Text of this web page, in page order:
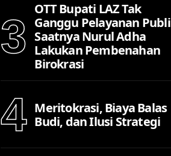
3
OTT Bupati LAZ Tak
Ganggu Pelayanan
Saatnya Nurul Adha
Lakukan Pembenahan
Birokrasi
4
Meritokrasi, Biaya Balas
Budi, dan Ilusi Strategi